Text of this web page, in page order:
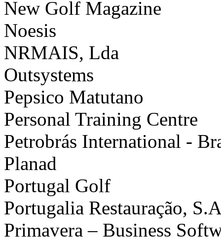
New Golf Magazine
Noesis
NRMAIS, Lda
Outsystems
Pepsico Matutano
Personal Training Centre
Petrobrás International -
Planad
Portugal Golf
Portugalia Restauração,
Primavera – Business